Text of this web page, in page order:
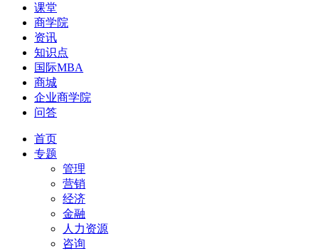
课堂
商学院
资讯
知识点
国际MBA
商城
企业商学院
问答
首页
专题
管理
营销
经济
金融
人力资源
咨询